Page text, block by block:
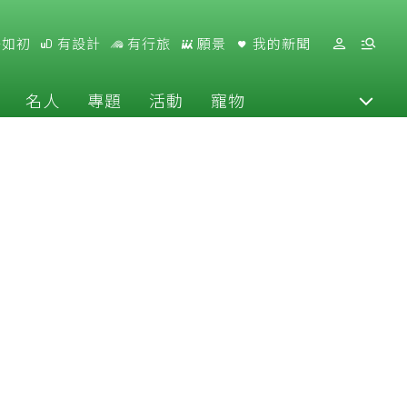
初 有設計 有行旅 願景 我的新聞
名人 專題 活動 寵物